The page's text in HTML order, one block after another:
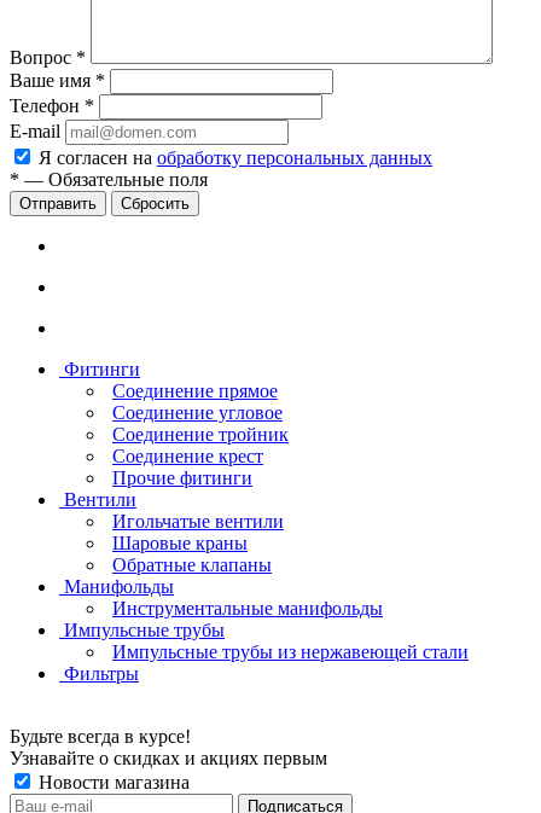
Вопрос *
Ваше имя *
Телефон *
E-mail
Я согласен на обработку персональных данных
* — Обязательные поля
Сбросить
Фитинги
Соединение прямое
Соединение угловое
Соединение тройник
Соединение крест
Прочие фитинги
Вентили
Игольчатые вентили
Шаровые краны
Обратные клапаны
Манифольды
Инструментальные манифольды
Импульсные трубы
Импульсные трубы из нержавеющей стали
Фильтры
Будьте всегда в курсе!
Узнавайте о скидках и акциях первым
Новости магазина